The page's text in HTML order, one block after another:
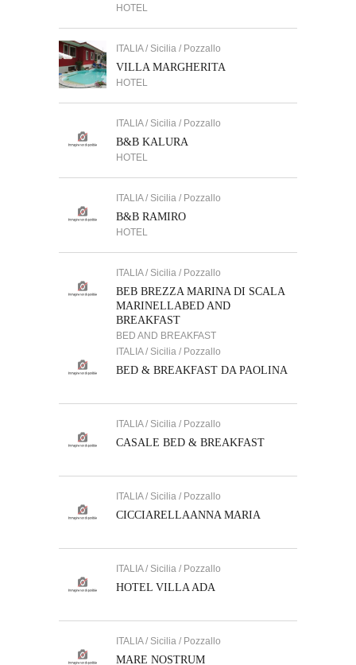
HOTEL
ITALIA / Sicilia / Pozzallo
VILLA MARGHERITA
HOTEL
ITALIA / Sicilia / Pozzallo
B&B KALURA
HOTEL
ITALIA / Sicilia / Pozzallo
B&B RAMIRO
HOTEL
ITALIA / Sicilia / Pozzallo
BEB BREZZA MARINA DI SCALA
MARINELLABED AND
BREAKFAST
BED AND BREAKFAST
ITALIA / Sicilia / Pozzallo
BED & BREAKFAST DA PAOLINA
ITALIA / Sicilia / Pozzallo
CASALE BED & BREAKFAST
ITALIA / Sicilia / Pozzallo
CICCIARELLAANNA MARIA
ITALIA / Sicilia / Pozzallo
HOTEL VILLA ADA
ITALIA / Sicilia / Pozzallo
MARE NOSTRUM